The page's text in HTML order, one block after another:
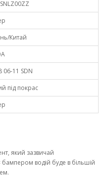
Китай
06-11 SDN
під покрас
який зазвичай
водій буде в більшій